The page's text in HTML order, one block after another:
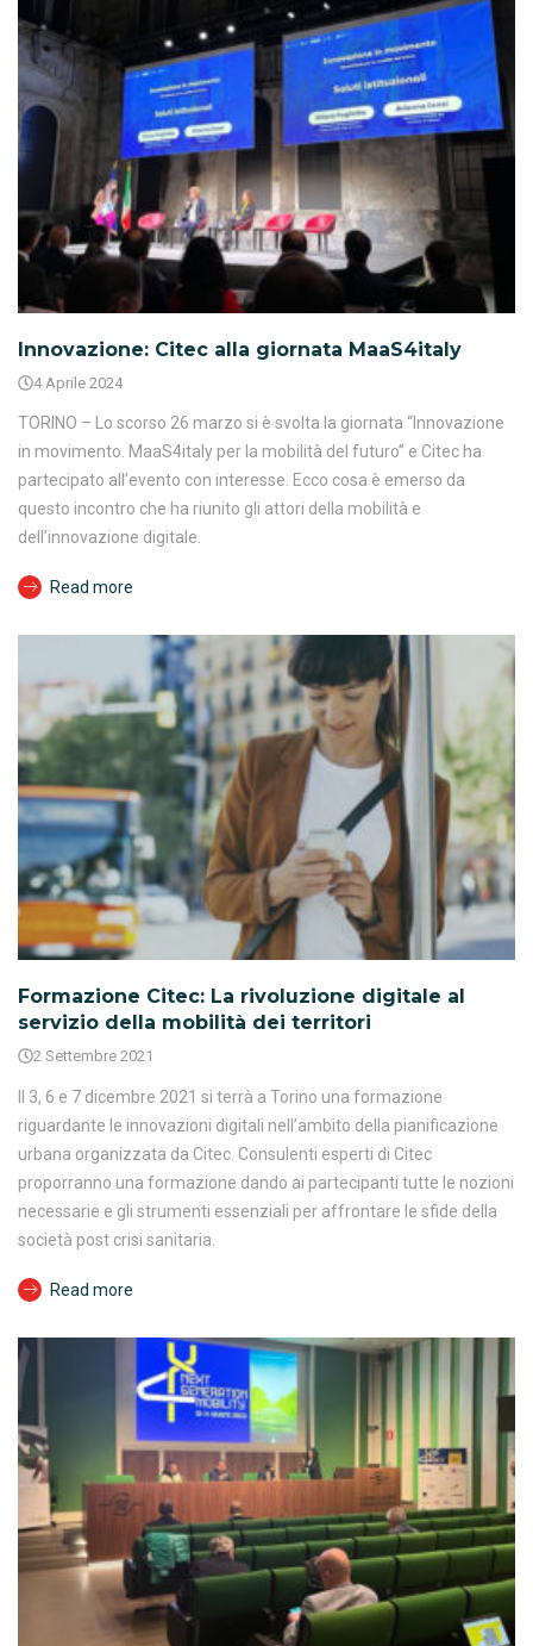
Innovazione: Citec alla giornata MaaS4italy
4 Aprile 2024
TORINO – Lo scorso 26 marzo si è svolta la giornata “Innovazione
in movimento. MaaS4italy per la mobilità del futuro” e Citec ha
partecipato all’evento con interesse. Ecco cosa è emerso da
questo incontro che ha riunito gli attori della mobilità e
dell’innovazione digitale.
Read more
Formazione Citec: La rivoluzione digitale al
servizio della mobilità dei territori
2 Settembre 2021
Il 3, 6 e 7 dicembre 2021 si terrà a Torino una formazione
riguardante le innovazioni digitali nell’ambito della pianificazione
urbana organizzata da Citec. Consulenti esperti di Citec
proporranno una formazione dando ai partecipanti tutte le nozioni
necessarie e gli strumenti essenziali per affrontare le sfide della
società post crisi sanitaria.
Read more